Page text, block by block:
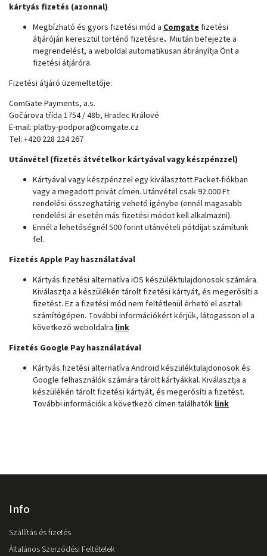
kártyás fizetés (azonnal)
Megbízható és gyors fizetési mód a Comgate fizetési
átjáróján keresztül történő fizetésre. Miután befejezte a
megrendelést, a weboldal automatikusan átirányítja Önt a
fizetési átjáróra.
Fizetési átjáró üzemeltetője:
ComGate Payments, a.s.
Gočárova třída 1754 / 48b, Hradec Králové
E-mail: platby-podpora@comgate.cz
Tel: +420 228 224 267
Utánvétel (fizetés átvételkor kártyával vagy készpénzzel)
Kártyával vagy készpénzzel egy kiválasztott Packet-fiókban
vagy a megadott privát címen. Utánvétel csak 92.000 Ft
rendelési összeghatárig vehető igénybe (ennél magasabb
rendelési ár esetén más fizetési módot kell alkalmazni).
Ennél a lehetőségnél 500 forint utánvételi pótdíjat számítunk
fel.
Fizetés Apple Pay használatával
Kártyás fizetési alternatíva iOS készüléktulajdonosok számára.
Kiválasztja a készülékén tárolt fizetési kártyát, és megerősíti a
fizetést. Ez a fizetési mód nem feltétlenül érhető el asztali
számítógépen. További információkért kérjük, látogasson el a
következő weboldalra link
Fizetés Google Pay használatával
Kártyás fizetési alternatíva Android készüléktulajdonosok és
Google felhasználók számára tárolt kártyákkal. Kiválasztja a
készülékén tárolt fizetési kártyát, és megerősíti a fizetést.
További információk a következő címen találhatók link
Info
Szállítás és fizetés
Általános Szerződési Feltételek